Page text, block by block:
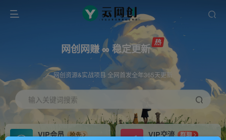
网创网赚 ∞ 稳定更新
网创资源&实战项目 全网首发全年365天更新
输入关键词搜索
VIP会员
抢先
VIP交流
群聊